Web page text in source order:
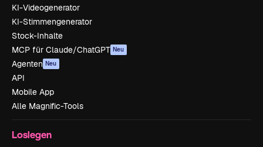
KI-Videogenerator
KI-Stimmengenerator
Stock-Inhalte
MCP für Claude/ChatGPT Neu
Agenten Neu
API
Mobile App
Alle Magnific-Tools
Loslegen